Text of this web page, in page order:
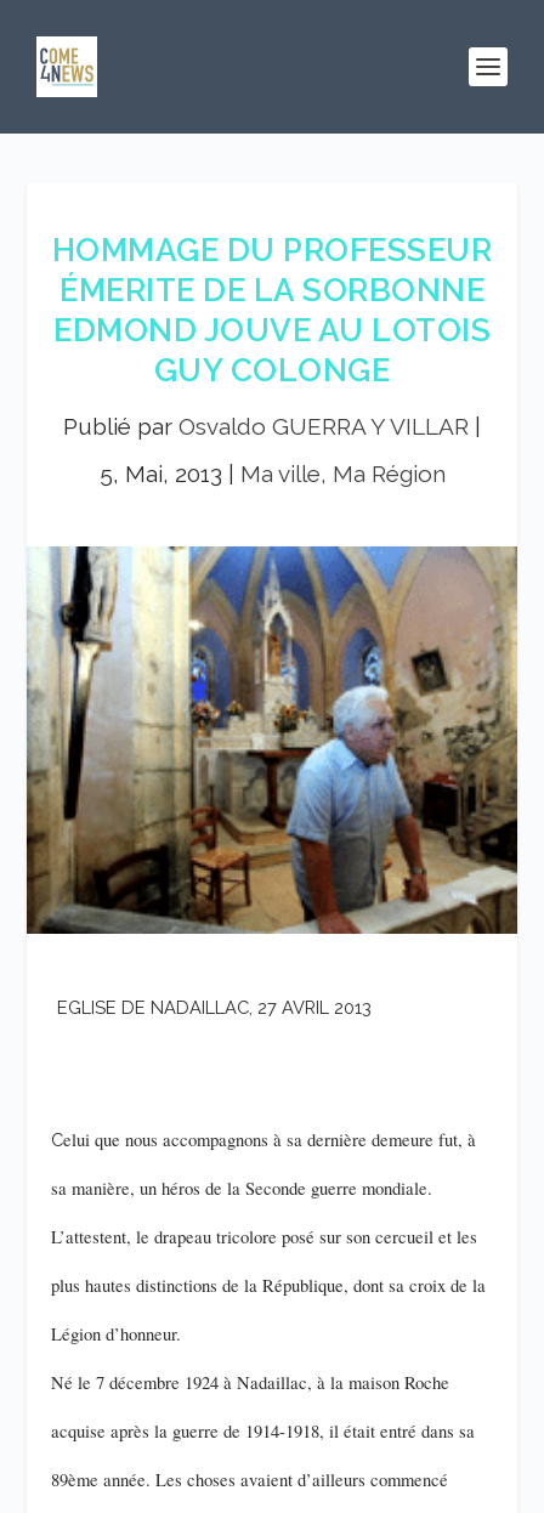
HOMMAGE DU PROFESSEUR
ÉMERITE DE LA SORBONNE
EDMOND JOUVE AU LOTOIS
GUY COLONGE
Publié par Osvaldo GUERRA Y VILLAR
5, Mai, 2013
Ma ville, Ma Région
EGLISE DE NADAILLAC, 27 AVRIL 2013
Celui que nous accompagnons à sa dernière demeure fut, à
sa manière, un héros de la Seconde guerre mondiale.
L’attestent, le drapeau tricolore posé sur son cercueil et les
plus hautes distinctions de la République, dont sa croix de la
Légion d’honneur.
Né le 7 décembre 1924 à Nadaillac, à la maison Roche
acquise après la guerre de 1914-1918, il était entré dans sa
89ème année. Les choses avaient d’ailleurs commencé